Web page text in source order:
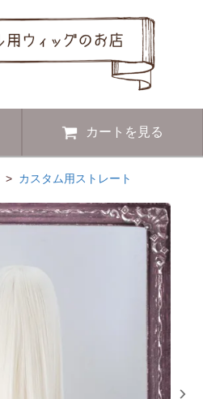
カートを見る
> カスタム用ストレート